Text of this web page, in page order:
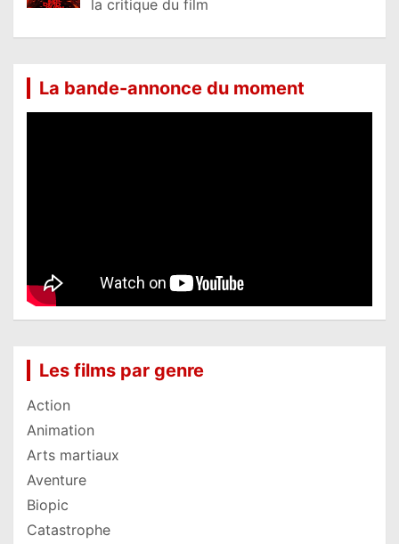
la critique du film
La bande-annonce du moment
Les films par genre
Action
Animation
Arts martiaux
Aventure
Biopic
Catastrophe